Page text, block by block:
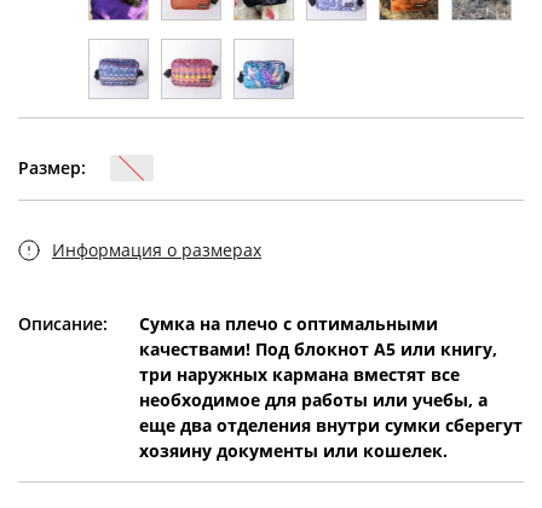
Размер:
Информация о размерах
Описание:
Сумка на плечо с оптимальными
качествами! Под блокнот А5 или книгу,
три наружных кармана вместят все
необходимое для работы или учебы, а
еще два отделения внутри сумки сберегут
хозяину документы или кошелек.